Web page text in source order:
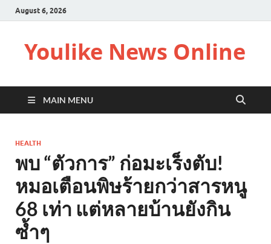
August 6, 2026
Youlike News Online
MAIN MENU
HEALTH
พบ “ตัวการ” ก่อมะเร็งตับ!
หมอเตือนพิษร้ายกว่าสารหนู
68 เท่า แต่หลายบ้านยังกิน
ซ้ำๆ